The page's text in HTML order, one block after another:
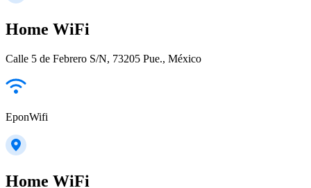
Home WiFi
Calle 5 de Febrero S/N, 73205 Pue., México
EponWifi
Home WiFi